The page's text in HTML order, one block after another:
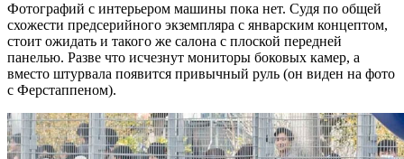
Фотографий с интерьером машины пока нет. Судя по общей
схожести предсерийного экземпляра с январским концептом,
стоит ожидать и такого же салона с плоской передней
панелью. Разве что исчезнут мониторы боковых камер, а
вместо штурвала появится привычный руль (он виден на фото
с Ферстаппеном).